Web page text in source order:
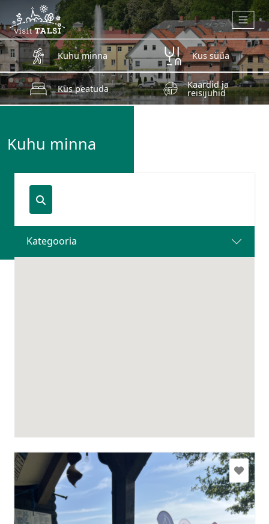
Skip to main content
Kuhu minna Kus süüa
Kus peatuda Kaardid ja
reisijuhid
Kuhu minna
Kategooria